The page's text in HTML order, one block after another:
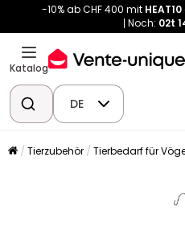
-10% ab CHF 400 mit HEAT10
Noch: 02t
Katalog
DE
Tierzubehör Tierbedarf für